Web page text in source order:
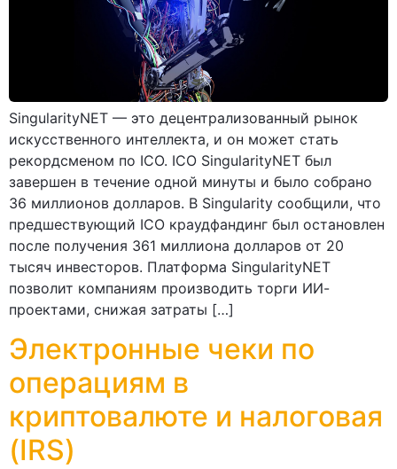
SingularityNET — это децентрализованный рынок
искусственного интеллекта, и он может стать
рекордсменом по ICO. ICO SingularityNET был
завершен в течение одной минуты и было собрано
36 миллионов долларов. В Singularity сообщили, что
предшествующий ICO краудфандинг был остановлен
после получения 361 миллиона долларов от 20
тысяч инвесторов. Платформа SingularityNET
позволит компаниям производить торги ИИ-
проектами, снижая затраты […]
Электронные чеки по
операциям в
криптовалюте и налоговая
(IRS)